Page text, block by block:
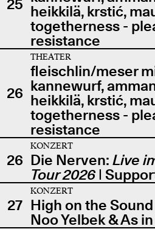
25 heikkilä, krstić,
togetherness -
resistance
26
THEATER
fleischlin/meser
kannewurf,
heikkilä, krstić,
togetherness -
resistance
26
KONZERT
Die Nerven: Live
Tour 2026|
27
KONZERT
High on the
Noo Yelbek & As